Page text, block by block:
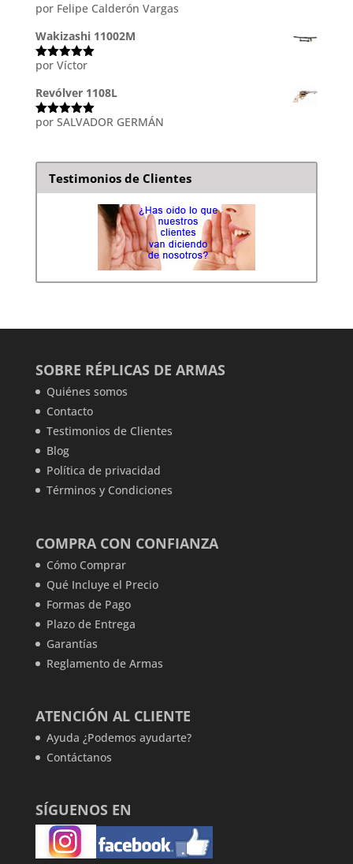
Valorado
por Felipe Calderón Vargas
Wakizashi 11002M
Valorado
por Víctor
Revólver 1108L
Valorado
por SALVADOR GERMÁN
Testimonios de Clientes
SOBRE RÉPLICAS DE ARMAS
Quiénes somos
Contacto
Testimonios de Clientes
Blog
Política de privacidad
Términos y Condiciones
COMPRA CON CONFIANZA
Cómo Comprar
Qué Incluye el Precio
Formas de Pago
Plazo de Entrega
Garantías
Reglamento de Armas
ATENCIÓN AL CLIENTE
Ayuda ¿Podemos ayudarte?
Contáctanos
SÍGUENOS EN